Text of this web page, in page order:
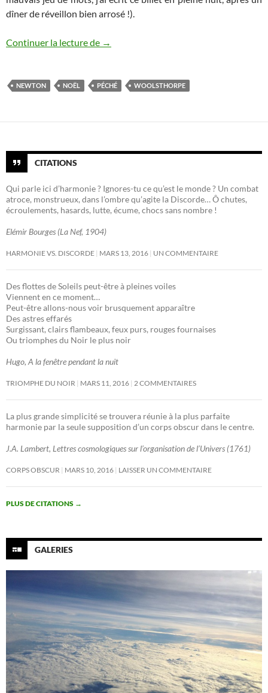
dîner de réveillon bien arrosé !).
Continuer la lecture de Les péchés d’Isaac Newton, né le jour
→
NEWTON NOËL PÉCHÉ WOOLSTHORPE
CITATIONS
Qui parle ici d’harmonie ? Ignores-tu ce qu’est le monde ? Un combat
atroce, monstrueux, dans l’ombre qu’agite la Discorde… Ô chutes,
écroulements, hasards, lutte, écume, chocs sans nombre !
Elémir Bourges (La Nef, 1904)
HARMONIE VS. DISCORDE MARS 13, 2016 UN COMMENTAIRE
Des flottes de Soleils peut-être à pleines voiles
Viennent en ce moment…
Peut-être allons-nous voir brusquement apparaître
Des astres effarés
Surgissant, clairs flambeaux, feux purs, rouges fournaises
Ou triomphes du Noir le plus noir
Hugo, A la fenêtre pendant la nuit
TRIOMPHE DU NOIR MARS 11, 2016 2 COMMENTAIRES
La plus grande simplicité se trouvera réunie à la plus parfaite
harmonie par la seule supposition d’un corps obscur dans le centre.
J.A. Lambert, Lettres cosmologiques sur l’organisation de l’Univers (1761)
CORPS OBSCUR MARS 10, 2016 LAISSER UN COMMENTAIRE
PLUS DE CITATIONS →
GALERIES